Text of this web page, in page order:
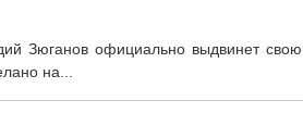
Зюганов официально выдвинет свою
на...